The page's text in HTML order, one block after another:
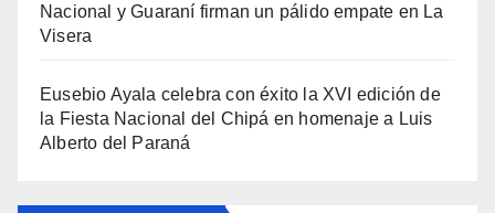
Nacional y Guaraní firman un pálido empate en La
Visera
Eusebio Ayala celebra con éxito la XVI edición de
la Fiesta Nacional del Chipá en homenaje a Luis
Alberto del Paraná